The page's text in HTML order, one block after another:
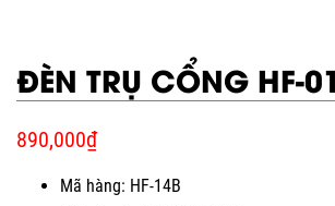
ĐÈN TRỤ CỔNG HF-
890,000₫
Mã hàng: HF-14B